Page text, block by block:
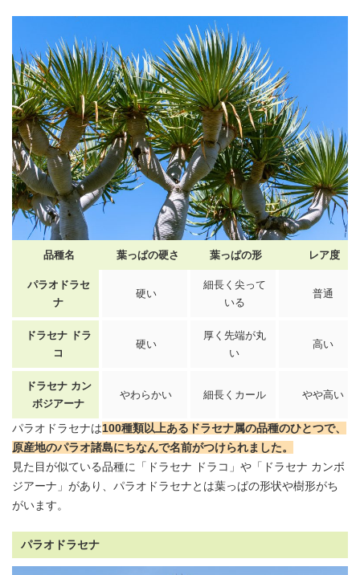
品種名 葉っぱの硬さ 葉っぱの形 レア度
パラオ ドラセ
ナ
硬い
細長く尖って
いる
普通
ドラセナドラ
コ
硬い
厚く先端が丸
い
高い
ドラセナ カン
ボジアーナ
やわらかい 細長くカール やや高い
パラオドラセナは100種類以上あるドラセナ属の品種のひとつで、
原産地のパラオ諸島にちなんで名前がつけられました。
見た目が似ている品種に「 ドラセナ ドラコ」や「 ドラセナ カンボ
ジアーナ 」があり、パラオドラセナとは葉っぱの形状や樹形がち
がいます。
パラオドラセナ